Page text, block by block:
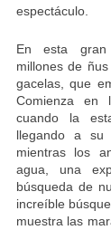
espectáculo.
En esta gran
millones de
gacelas, que
Comienza en
cuando la
llegando a su
mientras los
agua, una
búsqueda de
increíble
muestra las